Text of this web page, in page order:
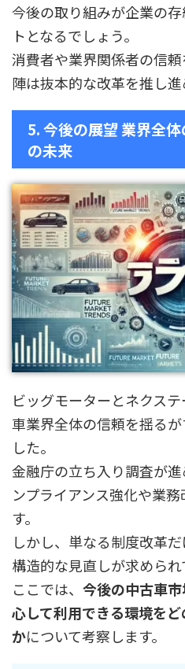
今後の取り組みが企業の
トとなるでしょう。
消費者や業界関係者の信
陣は抜本的な改革を推し進
5. 今後の展望 業界全
の未来
ビッグモーターとネクス
車業界全体の信頼を揺る
した。
金融庁の立ち入り調査が
ンプライアンス強化や業
す。
しかし、単なる制度改革
構造的な見直しが求められ
ここでは、 今後の中古車
心して利用できる環境を
かについて考察します。